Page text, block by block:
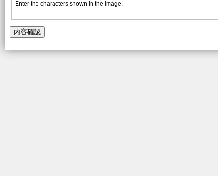
Enter the characters shown in the image.